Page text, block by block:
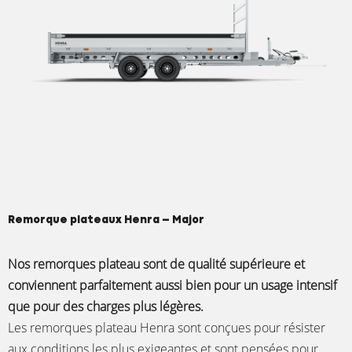
Remorque plateaux Henra – Major
Nos remorques plateau sont de qualité supérieure et
conviennent parfaitement aussi bien pour un usage intensif
que pour des charges plus légères.
Les remorques plateau Henra sont conçues pour résister
aux conditions les plus exigeantes et sont pensées pour